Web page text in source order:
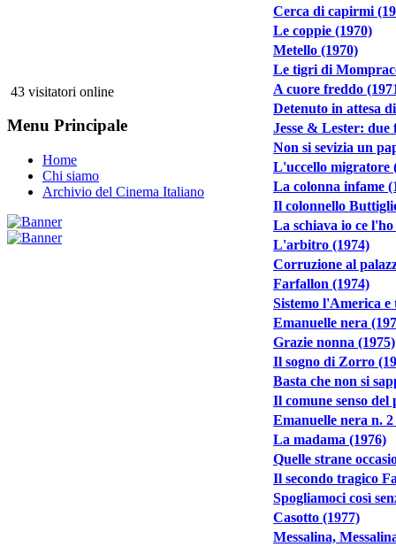
43 visitatori online
Menu Principale
Home
Chi siamo
Archivio del Cinema Italiano
Cerca di capirmi
Le coppie (1970)
Metello (1970)
Le tigri di
A cuore freddo
Detenuto in attesa
Jesse & Lester:
Non si sevizia un
L'uccello migratore
La colonna infame
Il colonnello
La schiava io ce
L'arbitro (1974)
Corruzione al
Farfallon (1974)
Sistemo l'America e
Emanuelle nera
Grazie nonna (1975)
Il sogno di Zorro
Basta che non si
Il comune senso del
Emanuelle nera n. 2
La madama (1976)
Quelle strane
Il secondo tragico
Spogliamoci così
Casotto (1977)
Messalina,